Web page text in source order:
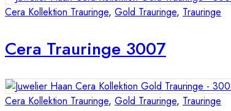
Cera Kollektion Trauringe, Gold Trauringe, Trauringe
Cera Trauringe 3007
Cera Kollektion Trauringe, Gold Trauringe, Trauringe